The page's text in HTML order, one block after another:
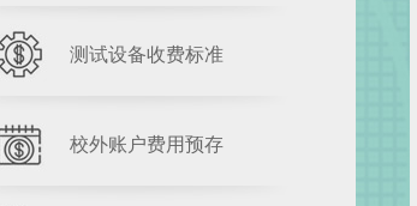
测试设备收费标准
校外账户费用预存